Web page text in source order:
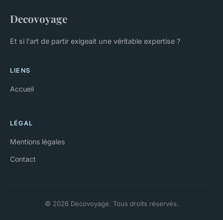
Decovoyage
Et si l'art de partir exigeait une véritable expertise ?
LIENS
Accueil
LÉGAL
Mentions légales
Contact
© 2026 Decovoyage. Tous droits réservés.